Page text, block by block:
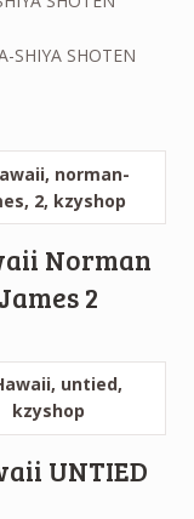
Norman
James 2
UNTIED